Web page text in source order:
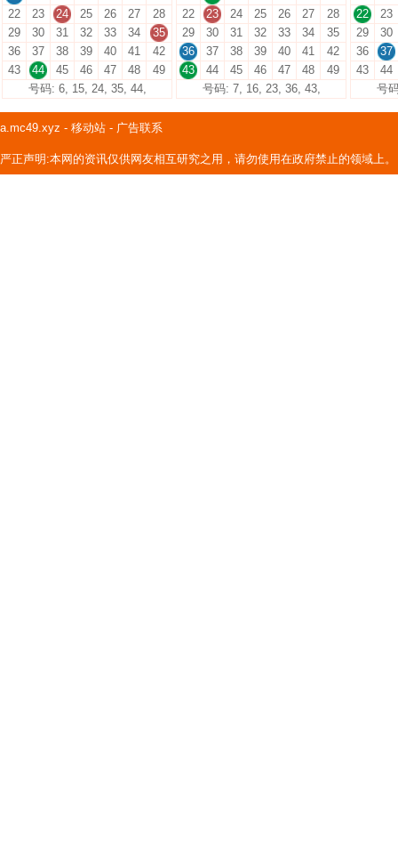
22
23 24 25 26 27
28
29
30 31 32 33 34
35
36
37 38 39 40 41
42
43
44 45 46 47 48
49
号码: 6, 15, 24, 35, 44,
22
23 24 25 26 27
28
29
30 31 32 33 34
35
36
37 38 39 40 41
42
43
44 45 46 47 48
49
号码: 7, 16, 23, 36, 43,
22
23
29
30
36
37
43
44
号
a.mc49.xyz - 移动站 - 广告联系
严正声明:本网的资讯仅供网友相互研究之用，请勿使用在政府禁止的领域上。